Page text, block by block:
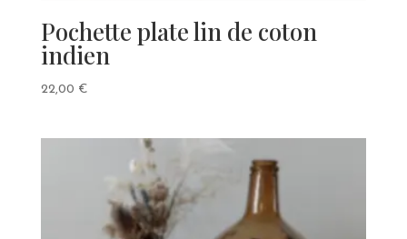
Pochette plate lin de coton
indien
22,00 €